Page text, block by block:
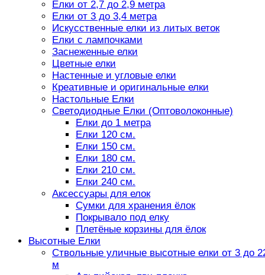
Елки от 2,7 до 2,9 метра
Елки от 3 до 3,4 метра
Искусственные елки из литых веток
Елки с лампочками
Заснеженные елки
Цветные елки
Настенные и угловые елки
Креативные и оригинальные елки
Настольные Елки
Светодиодные Елки (Оптоволоконные)
Елки до 1 метра
Елки 120 см.
Елки 150 см.
Елки 180 см.
Елки 210 см.
Елки 240 см.
Аксессуары для елок
Сумки для хранения ёлок
Покрывало под елку
Плетёные корзины для ёлок
Высотные Елки
Ствольные уличные высотные елки от 3 до
м